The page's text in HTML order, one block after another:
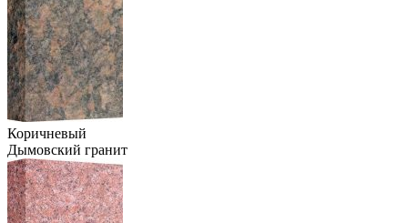
Коричневый
Дымовский гранит